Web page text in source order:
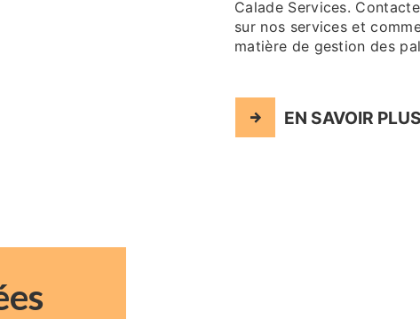
Calade Services.
sur nos services et
matière de gestion des
EN SAVOIR PLUS